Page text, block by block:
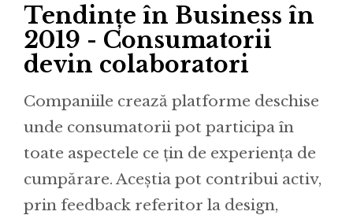
Tendințe în Business în
2019 - Consumatorii
devin colaboratori
Companiile crează platforme deschise
unde consumatorii pot participa în
toate aspectele ce țin de experiența de
cumpărare. Aceștia pot contribui activ,
prin feedback referitor la design,